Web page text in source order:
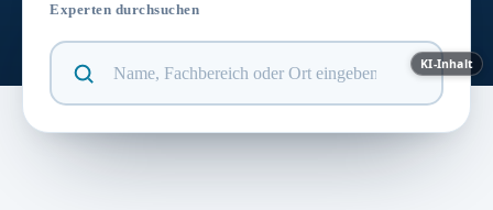
KI-Inhalt
Experten durchsuchen